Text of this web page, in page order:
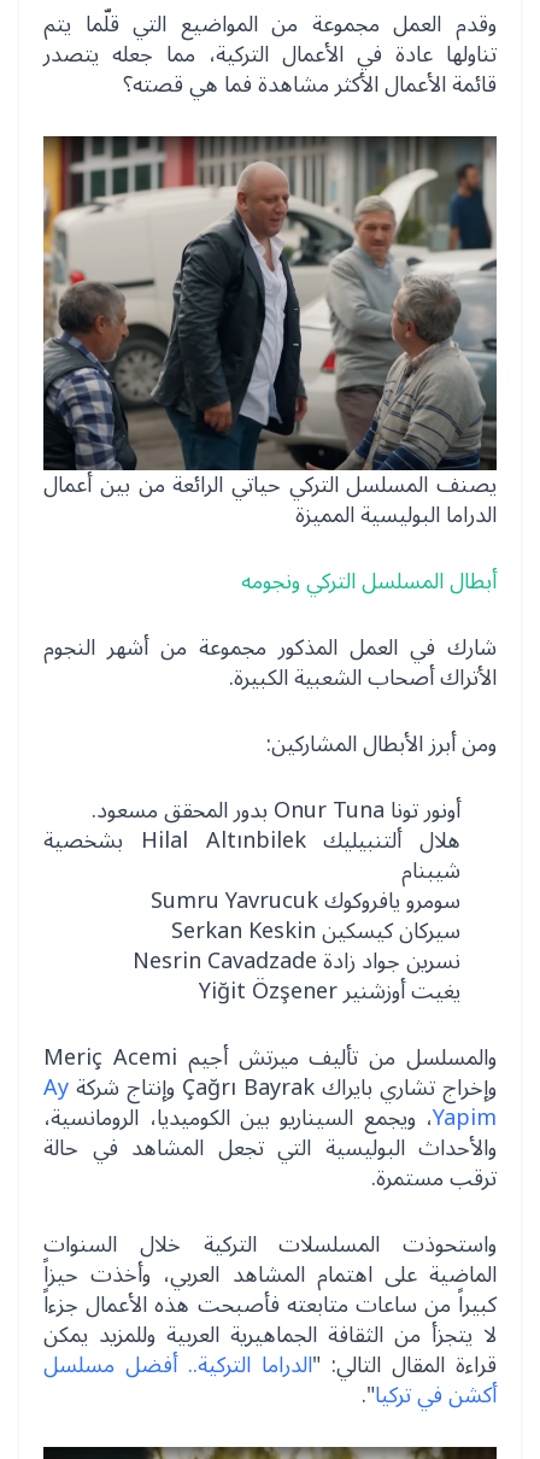
وقدم العمل مجموعة من المواضيع التي قلّما يتم
تناولها عادة في الأعمال التركية، مما جعله يتصدر
قائمة الأعمال الأكثر مشاهدة فما هي قصته؟
يصنف المسلسل التركي حياتي الرائعة من بين أعمال
الدراما البوليسية المميزة
أبطال المسلسل التركي ونجومه
شارك في العمل المذكور مجموعة من أشهر النجوم
الأتراك أصحاب الشعبية الكبيرة.
ومن أبرز الأبطال المشاركين:
أونور تونا Onur Tuna بدور المحقق مسعود.
هلال ألتنبيليك Hilal Altınbilek بشخصية
شيبنام
سومرو يافروكوك Sumru Yavrucuk
سيركان كيسكين Serkan Keskin
نسرين جواد زادة Nesrin Cavadzade
يغيت أوزشنير Yiğit Özşener
والمسلسل من تأليف ميرتش أجيم Meriç Acemi
وإخراج تشاري بايراك Çağrı Bayrak وإنتاج شركة Ay
Yapim، ويجمع السيناريو بين الكوميديا، الرومانسية،
والأحداث البوليسية التي تجعل المشاهد في حالة
ترقب مستمرة.
واستحوذت المسلسلات التركية خلال السنوات
الماضية على اهتمام المشاهد العربي، وأخذت حيزاً
كبيراً من ساعات متابعته فأصبحت هذه الأعمال جزءاً
لا يتجزأ من الثقافة الجماهيرية العربية وللمزيد يمكن
قراءة المقال التالي: "الدراما التركية.. أفضل مسلسل
أكشن في تركيا".